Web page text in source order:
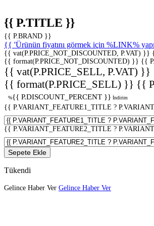
{{ P.TITLE }}
{{ P.BRAND }}
{{ 'Ürünün fiyatını görmek için %LINK%
{{ vat(P.PRICE_NOT_DISCOUNTED, P.VAT) }}
{{ format(P.PRICE_NOT_DISCOUNTED) }} {{
{{ vat(P.PRICE_SELL, P.VAT) }}
{{ format(P.PRICE_SELL) }} {{
%{{ P.DISCOUNT_PERCENT }} İndirim
{{ P.VARIANT_FEATURE1_TITLE ?
{{ P.VARIANT_FEATURE2_TITLE ?
Sepete Ekle
Tükendi
Gelince Haber Ver Gelince Haber Ver